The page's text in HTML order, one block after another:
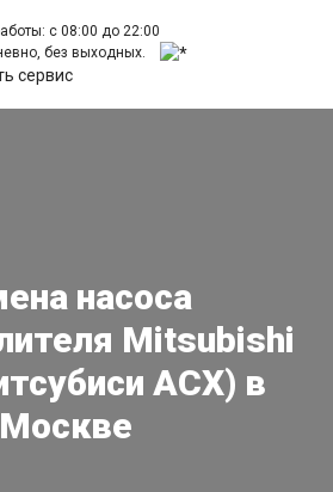
с 08:00 до 22:00
без выходных.
сервис
насоса
Mitsubishi
АСХ) в
Москве